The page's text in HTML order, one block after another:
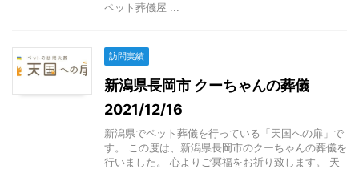
ペット葬儀屋 ...
訪問実績
新潟県長岡市 クーちゃんの葬儀
2021/12/16
新潟県でペット葬儀を行っている「天国への扉」で
す。 この度は、新潟県長岡市のクーちゃんの葬儀を
行いました。 心よりご冥福をお祈り致します。 天